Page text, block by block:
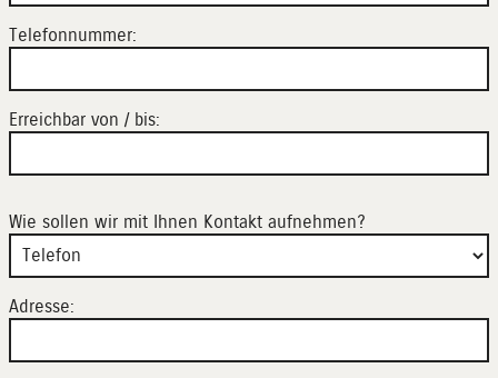
Telefonnummer:
Erreichbar von / bis:
Wie sollen wir mit Ihnen Kontakt aufnehmen?
Adresse: